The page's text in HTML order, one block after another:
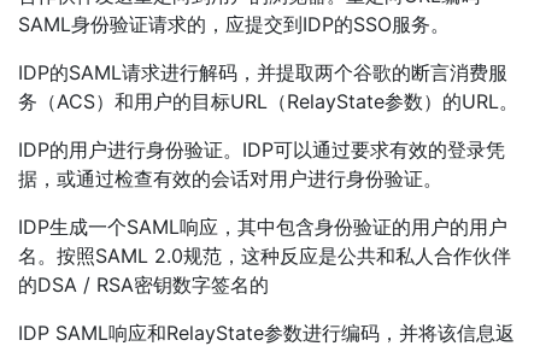
SAML身份验证请求的，应提交到IDP的SSO服务。
IDP的SAML请求进行解码，并提取两个谷歌的断言消费服
务（ACS）和用户的目标URL（RelayState参数）的URL。
IDP的用户进行身份验证。IDP可以通过要求有效的登录凭
据，或通过检查有效的会话对用户进行身份验证。
IDP生成一个SAML响应，其中包含身份验证的用户的用户
名。按照SAML 2.0规范，这种反应是公共和私人合作伙伴
的DSA / RSA密钥数字签名的
IDP SAML响应和RelayState参数进行编码，并将该信息返